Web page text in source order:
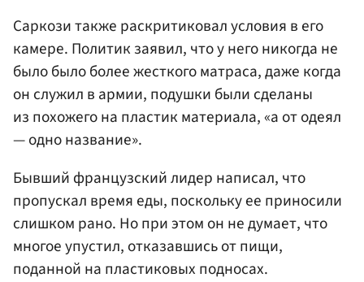
Саркози также раскритиковал условия в его
камере. Политик заявил, что у него никогда не
было было более жесткого матраса, даже когда
он служил в армии, подушки были сделаны
из похожего на пластик материала, «а от одеял
— одно название».
Бывший французский лидер написал, что
пропускал время еды, поскольку ее приносили
слишком рано. Но при этом он не думает, что
многое упустил, отказавшись от пищи,
поданной на пластиковых подносах.